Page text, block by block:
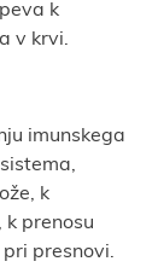
k
v krvi.
imunskega
k
prenosu
presnovi.